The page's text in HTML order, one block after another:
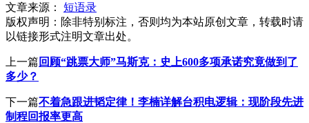
文章来源：
短语录
版权声明： 除非特别标注，否则均为本站原创文章，转载时请
以链接形式注明文章出处。
上一篇 回顾“跳票大师”马斯克：史上600多项承诺究竟做到了
多少？
下一篇不着急跟进韬定律！李楠详解台积电逻辑：现阶段先进
制程回报率更高